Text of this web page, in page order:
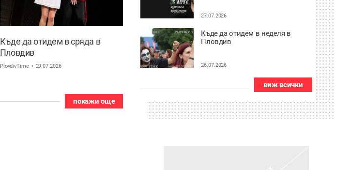
Къде да отидем в сряда в
Пловдив
PlovdivTime 29.07.2026
покажи още
27.07.2026
Къде да отидем в неделя в
Пловдив
26.07.2026
виж всички